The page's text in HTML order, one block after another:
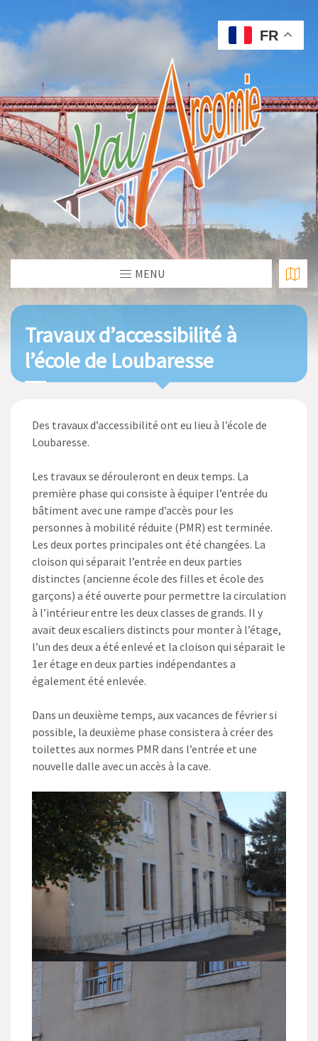
MENU
Travaux d’accessibilité à
l’école de Loubaresse
Des travaux d’accessibilité ont eu lieu à l’école de
Loubaresse.
Les travaux se dérouleront en deux temps. La
première phase qui consiste à équiper l’entrée du
bâtiment avec une rampe d’accès pour les
personnes à mobilité réduite (PMR) est terminée.
Les deux portes principales ont été changées. La
cloison qui séparait l’entrée en deux parties
distinctes (ancienne école des filles et école des
garçons) a été ouverte pour permettre la circulation
à l’intérieur entre les deux classes de grands. Il y
avait deux escaliers distincts pour monter à l’étage,
l’un des deux a été enlevé et la cloison qui séparait le
1er étage en deux parties indépendantes a
également été enlevée.
Dans un deuxième temps, aux vacances de février si
possible, la deuxième phase consistera à créer des
toilettes aux normes PMR dans l’entrée et une
nouvelle dalle avec un accès à la cave.
FR